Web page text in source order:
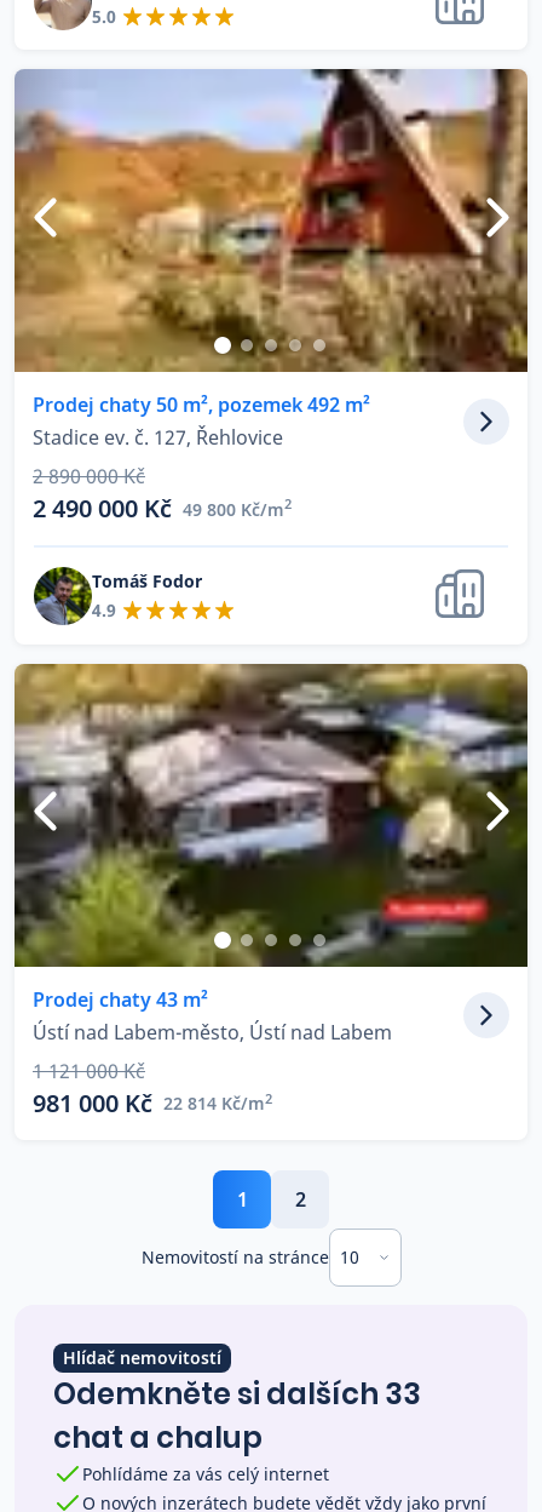
5.0
Prodej chaty 50 m², pozemek 492 m²
Stadice ev. č. 127, Řehlovice
2 890 000 Kč
2 490 000 Kč 49 800 Kč/m2
Tomáš Fodor
4.9
Prodej chaty 43 m²
Ústí nad Labem-město, Ústí nad Labem
1 121 000 Kč
981 000 Kč 22 814 Kč/m2
1 2
Nemovitostí na stránce 10
Hlídač nemovitostí
Odemkněte si dalších 33
chat a chalup
Pohlídáme za vás celý internet
O nových inzerátech budete vědět vždy jako první